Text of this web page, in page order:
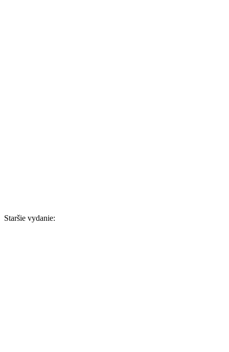
Staršie vydanie: